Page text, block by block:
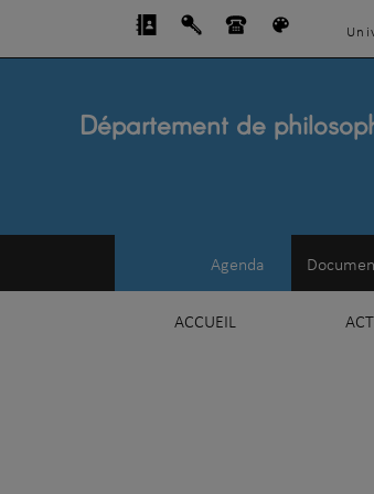
Département de
Agenda
ACCUEIL